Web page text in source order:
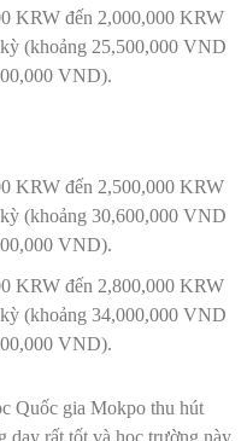
KRW đến 2,000,000 KRW
(khoảng 25,500,000 VND
VND).
KRW đến 2,500,000 KRW
(khoảng 30,600,000 VND
VND).
KRW đến 2,800,000 KRW
(khoảng 34,000,000 VND
VND).
Quốc gia Mokpo thu hút
dạy rất tốt và học trường này,